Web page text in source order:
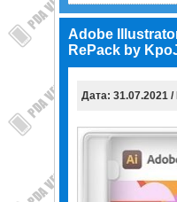
Adobe
RePack by
Дата: 31.07.2021